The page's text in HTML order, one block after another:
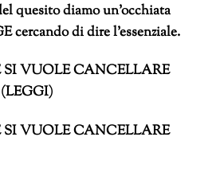
quesito diamo un’occhiata
cercando di dire l’essenziale.
SI VUOLE CANCELLARE
SI VUOLE CANCELLARE